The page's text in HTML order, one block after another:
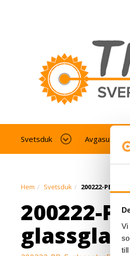
Vi
Svetsduk Avgasutsug
Hem Svetsduk 200222-PB-E-
200222-